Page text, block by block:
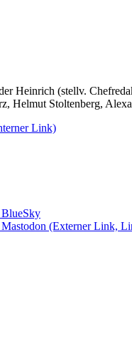
Heinrich (stellv.
Helmut Stoltenberg,
Link)
(Externer Link,